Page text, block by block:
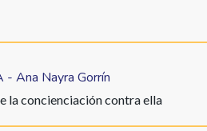
Ana Nayra Gorrín
la concienciación contra ella